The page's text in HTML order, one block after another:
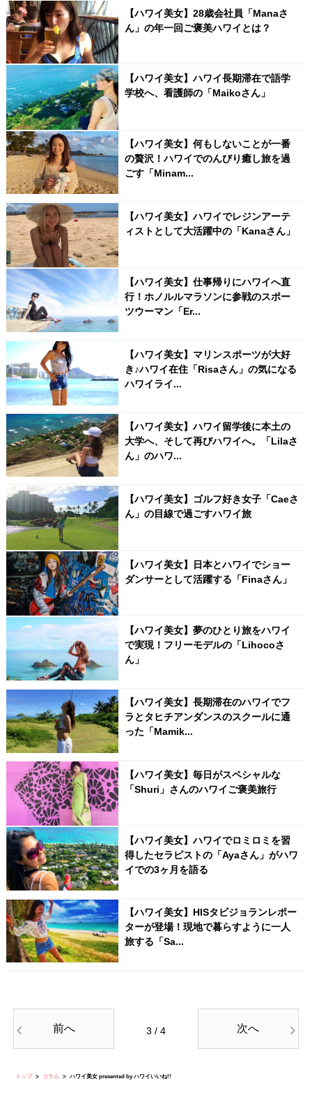
【ハワイ美女】28歳会社員「Manaさ
ん」の年一回ご褒美ハワイとは？
【ハワイ美女】ハワイ長期滞在で語学
学校へ、看護師の「Maikoさん」
【ハワイ美女】何もしないことが一番
の贅沢！ハワイでのんびり癒し旅を過
ごす「Minam...
【ハワイ美女】ハワイでレジンアーテ
ィストとして大活躍中の「Kanaさん」
【ハワイ美女】仕事帰りにハワイへ直
行！ホノルルマラソンに参戦のスポー
ツウーマン「Er...
【ハワイ美女】マリンスポーツが大好
き♪ハワイ在住「Risaさん」の気になる
ハワイライ...
【ハワイ美女】ハワイ留学後に本土の
大学へ、そして再びハワイへ。「Lilaさ
ん」のハワ...
【ハワイ美女】ゴルフ好き女子「Caeさ
ん」の目線で過ごすハワイ旅
【ハワイ美女】日本とハワイでショー
ダンサーとして活躍する「Finaさん」
【ハワイ美女】夢のひとり旅をハワイ
で実現！フリーモデルの「Lihocoさ
ん」
【ハワイ美女】長期滞在のハワイでフ
ラとタヒチアンダンスのスクールに通
った「Mamik...
【ハワイ美女】毎日がスペシャルな
「Shuri」さんのハワイご褒美旅行
【ハワイ美女】ハワイでロミロミを習
得したセラピストの「Ayaさん」がハワ
イでの3ヶ月を語る
【ハワイ美女】HISタビジョランレポー
ターが登場！現地で暮らすように一人
旅する「Sa...
3 / 4
前へ 次へ
トップ コラム ハワイ美女 presented by ハワイいいね!!